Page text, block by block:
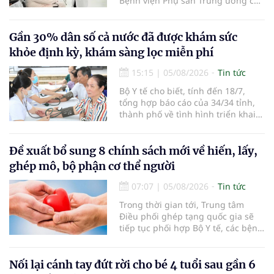
em bé đầu tiên chào đời.
Gần 30% dân số cả nước đã được khám sức
khỏe định kỳ, khám sàng lọc miễn phí
15:15 | 05/08/2026
Tin tức
Bộ Y tế cho biết, tính đến 18/7,
tổng hợp báo cáo của 34/34 tỉnh,
thành phố về tình hình triển khai
nhận 32.286.360 người, chiếm gần
30% dân số cả nước đã được khám
sức khỏe định kỳ năm nay.
Đề xuất bổ sung 8 chính sách mới về hiến, lấy,
ghép mô, bộ phận cơ thể người
07:07 | 05/08/2026
Tin tức
Trong thời gian tới, Trung tâm
Điều phối ghép tạng quốc gia sẽ
tiếp tục phối hợp Bộ Y tế, các bệnh
cường truyền thông, hoàn thiện
Nối lại cánh tay đứt rời cho bé 4 tuổi sau gần 6